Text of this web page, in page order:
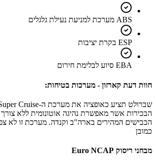
ABS מערכת למניעת נעילת גלגלים
ESP בקרת יציבות
EBA סיוע לבלימת חירום
חוות דעת קארזון - מערכות בטיחות:
הבכירות אשר מאפשרת נהיגה אוטונומית ללא
הכבישים המהירים בארה"ב וקנדה. מערכת זו לא
כמובן
מבחני ריסוק Euro NCAP